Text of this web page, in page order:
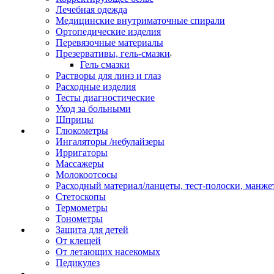
Лечебная одежда
Медицинские внутриматочные спирали
Ортопедические изделия
Перевязочные материалы
Презервативы, гель-смазки
Гель смазки
Растворы для линз и глаз
Расходные изделия
Тесты диагностические
Уход за больными
Шприцы
Глюкометры
Ингаляторы /небулайзеры
Ирригаторы
Массажеры
Молокоотсосы
Расходный материал/ланцеты, тест-полоски,
Стетоскопы
Термометры
Тонометры
Защита для детей
От клещей
От летающих насекомых
Педикулез